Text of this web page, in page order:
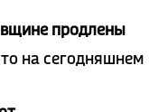
продлены
на сегодняшнем